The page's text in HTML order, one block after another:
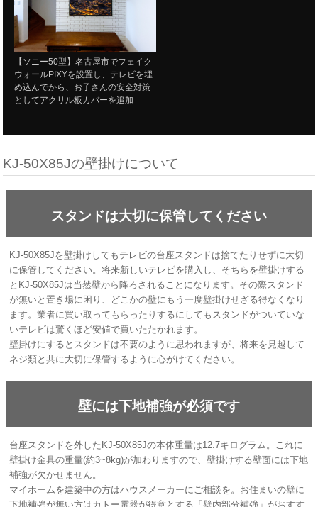
【ソニー50型】名古屋市でフェイク
ウォールPIXYを設置し、テレビを埋
め込んでから、お子さんの安全対策
としてアクリル板カバーを追加
KJ-50X85Jの壁掛けについて
スタンドは大切に保管してください
KJ-50X85Jを壁掛けしてもテレビの台座スタンドは捨てたりせずに大切
に保管してください。将来新しいテレビを購入し、そちらを壁掛けする
とKJ-50X85Jは当然壁から降ろされることになります。その際スタンド
が無いと置き場に困り、どこかの壁にもう一度壁掛けせざる得なくなり
ます。業者に買い取ってもらったりするにしてもスタンドがついていな
いテレビは驚くほど安値で買いたたかれます。
壁掛けにするとスタンドは不要のように思われますが、将来を見越して
ネジ類と共に大切に保管するように心がけてください。
壁には下地補強が必須です
台座スタンドを外したKJ-50X85Jの本体重量は12.7キログラム。これに
壁掛け金具の重量(約3~8kg)が加わりますので、壁掛けする壁面には下地
補強が欠かせません。
マイホームを建築中の方はハウスメーカーにご相談を。お住まいの壁に
下地補強が無い方はカトー電器が得意とする「壁内部分補強」がおすす